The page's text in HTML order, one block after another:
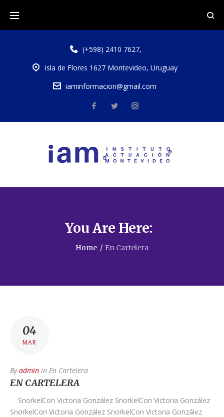
(+598) 2410 7627,
Isla de Flores 1627 Montevideo, Uruguay
iaminformacion@gmail.com
You Are Here:
Home / En Cartelera
04
MAR
Byadmin in En Cartelera
EN CARTELERA
SnorkelCon Victoria González SnorkelCon Victoria González
SnorkelCon Victoria González SnorkelCon Victoria González